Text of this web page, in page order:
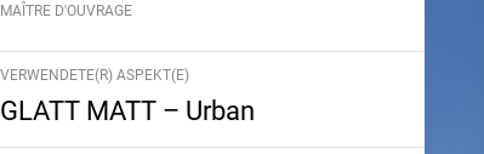
MAÎTRE D'OUVRAGE
VERWENDETE(R) ASPEKT(E)
GLATT MATT – Urban